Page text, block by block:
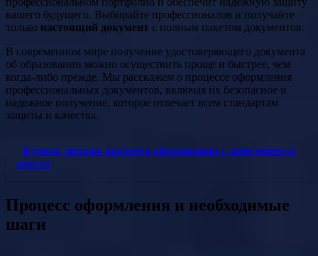
вашего будущего. Выбирайте профессионалов и получайте
только настоящий документ с полным пакетом документов.
В современном мире получение удостоверяющего документа
об образовании можно осуществить проще и быстрее, чем
когда-либо прежде. Мы расскажем о процессе оформления
профессиональных документов, включая их безопасное и
надежное получение, которое отвечает всем стандартам
защиты и качества.
Купить диплом высшего образования с занесением в
реестр
Процесс оформления и необходимые
шаги